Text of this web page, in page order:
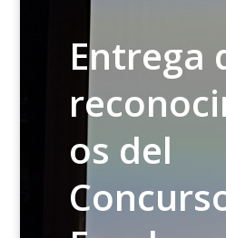
Entrega
os del